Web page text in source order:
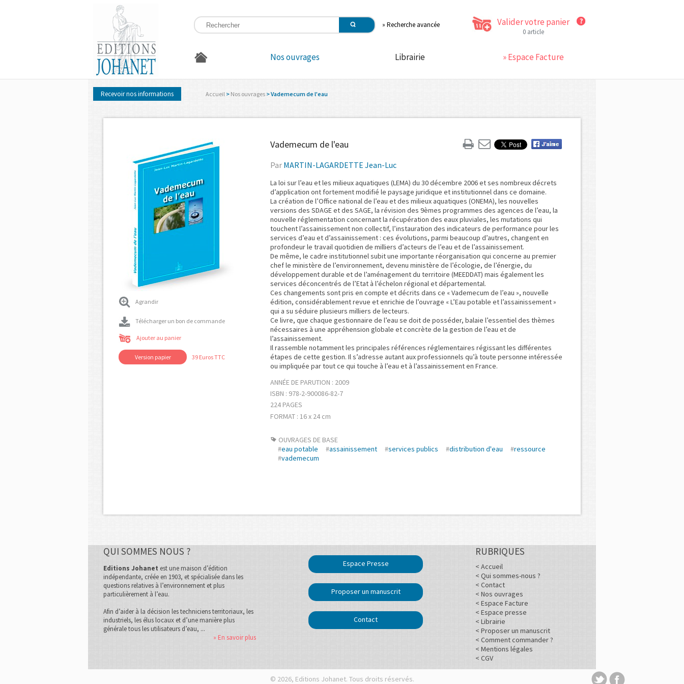
» Recherche avancée Valider votre panier
0 article
Nos ouvrages Librairie » Espace Facture
Recevoir nos informations Accueil > Nos ouvrages > Vademecum de l'eau
Agrandir
Télécharger un bon de commande
Ajouter au panier
Version papier 39 Euros TTC
Vademecum de l'eau
Par MARTIN-LAGARDETTE Jean-Luc
La loi sur l’eau et les milieux aquatiques (LEMA) du 30 décembre 2006 et ses nombreux décrets
d’application ont fortement modifié le paysage juridique et institutionnel dans ce domaine.
La création de l’Office national de l’eau et des milieux aquatiques (ONEMA), les nouvelles
versions des SDAGE et des SAGE, la révision des 9èmes programmes des agences de l’eau, la
nouvelle réglementation concernant la récupération des eaux pluviales, les mutations qui
touchent l’assainissement non collectif, l’instauration des indicateurs de performance pour les
services d’eau et d’assainissement : ces évolutions, parmi beaucoup d’autres, changent en
profondeur le travail quotidien de milliers d’acteurs de l’eau et de l’assainissement.
De même, le cadre institutionnel subit une importante réorganisation qui concerne au premier
chef le ministère de l’environnement, devenu ministère de l’écologie, de l’énergie, du
développement durable et de l’aménagement du territoire (MEEDDAT) mais également les
services déconcentrés de l’Etat à l’échelon régional et départemental.
Ces changements sont pris en compte et décrits dans ce « Vademecum de l’eau », nouvelle
édition, considérablement revue et enrichie de l’ouvrage « L’Eau potable et l’assainissement »
qui a su séduire plusieurs milliers de lecteurs.
Ce livre, que chaque gestionnaire de l’eau se doit de posséder, balaie l’essentiel des thèmes
nécessaires à une appréhension globale et concrète de la gestion de l’eau et de
l’assainissement.
Il rassemble notamment les principales références réglementaires régissant les différentes
étapes de cette gestion. Il s’adresse autant aux professionnels qu’à toute personne intéressée
ou impliquée par tout ce qui touche à l’eau et à l’assainissement en France.
ANNÉE DE PARUTION : 2009
ISBN : 978-2-900086-82-7
224 PAGES
FORMAT : 16 x 24 cm
OUVRAGES DE BASE
#eau potable #assainissement #services publics #distribution d'eau #ressource
#vademecum
QUI SOMMES NOUS ?
Editions Johanet est une maison d’édition
indépendante, créée en 1903, et spécialisée dans les
questions relatives à l’environnement et plus
particulièrement à l’eau.
Afin d’aider à la décision les techniciens territoriaux, les
industriels, les élus locaux et d’une manière plus
générale tous les utilisateurs d’eau, ...
» En savoir plus
Espace Presse
Proposer un manuscrit
Contact
RUBRIQUES
< Accueil
< Qui sommes-nous ?
< Contact
< Nos ouvrages
< Espace Facture
< Espace presse
< Librairie
< Proposer un manuscrit
< Comment commander ?
< Mentions légales
< CGV
© 2026, Editions Johanet. Tous droits réservés.